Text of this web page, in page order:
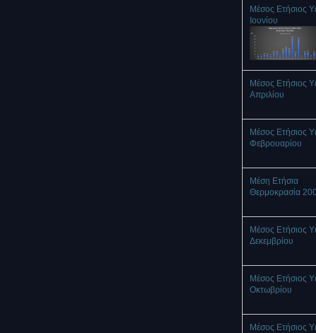
Μέσος Ετήσιος
Ιουνίου
Μέσος Ετήσιος
Απριλίου
Μέσος Ετήσιος
Φεβρουαρίου
Μέση Ετήσια
Θερμοκρασία
Μέσος Ετήσιος
Δεκεμβρίου
Μέσος Ετήσιος
Οκτωβρίου
Μέσος Ετήσιος